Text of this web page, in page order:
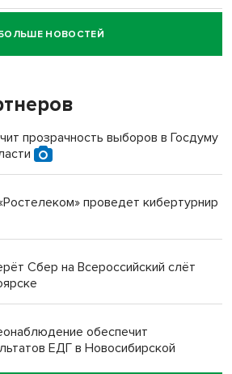
водителя за смерть
в новосибирском селе лошади
срок за избиение врачей
НОВОСТЕЙ
прозрачность выборов в Госдуму
проведет кибертурнир
Сбер на Всероссийский слёт
обеспечит
ЕДГ в Новосибирской